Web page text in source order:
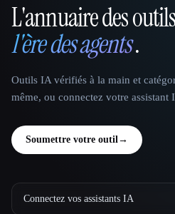
That AI Collection
L'annuaire des
l'ère des agents.
Outils IA vérifiés à la main et
même, ou connectez votre assistant
Soumettre votre outil→
Connectez vos assistants IA